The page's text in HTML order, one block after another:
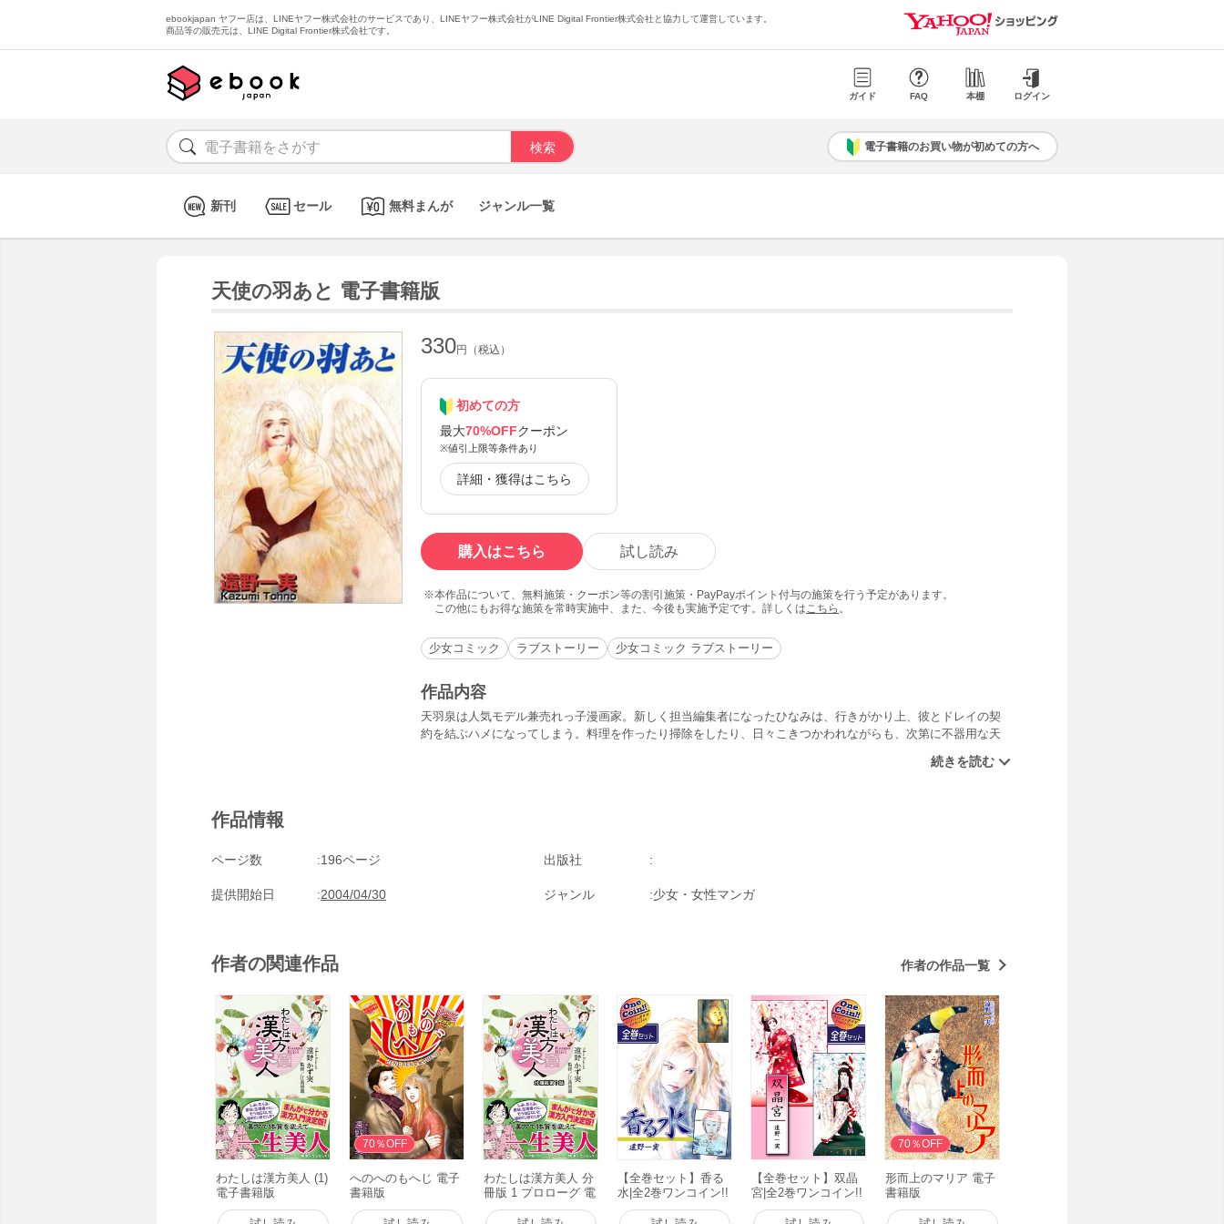
ebookjapan ヤフー店は、LINEヤフー株式会社のサービスであり、LINEヤフー株式会社がLINE Digital Frontier株式会社と協力して運営しています。
商品等の販売元は、LINE Digital Frontier株式会社です。
ガイド FAQ 本棚 ログイン
電子書籍のお買い物が初めての方へ
新刊 セール 無料まんが ジャンル一覧
天使の羽あと 電子書籍版
330円（税込）
初めての方
最大70%OFFクーポン
※値引上限等条件あり
詳細・獲得はこちら
購入はこちら 試し読み
本作品について、無料施策・クーポン等の割引施策・PayPayポイント付与の施策を行う予定があります。
この他にもお得な施策を常時実施中、また、今後も実施予定です。詳しくは こちら 。
少女コミック ラブストーリー 少女コミック ラブストーリー
作品内容
天羽泉は人気モデル兼売れっ子漫画家。新しく担当編集者になったひなみは、行きがかり上、彼とドレイの契
約を結ぶハメになってしまう。料理を作ったり掃除をしたり、日々こきつかわれながらも、次第に不器用な天
作品情報
ページ数 196ページ 出版社
提供開始日 2004/04/30 ジャンル 少女・女性マンガ
作者の関連作品 作者の作品一覧
わたしは漢方美人 (1)
電子書籍版
70％OFF
へのへのもへじ 電子
書籍版
わたしは漢方美人 分
冊版 1 プロローグ 電
子書籍版
【全巻セット】香る
水|全2巻ワンコイン!!
電子書籍版
【全巻セット】双晶
宮|全2巻ワンコイン!!
電子書籍版
70％OFF
形而上のマリア 電子
書籍版